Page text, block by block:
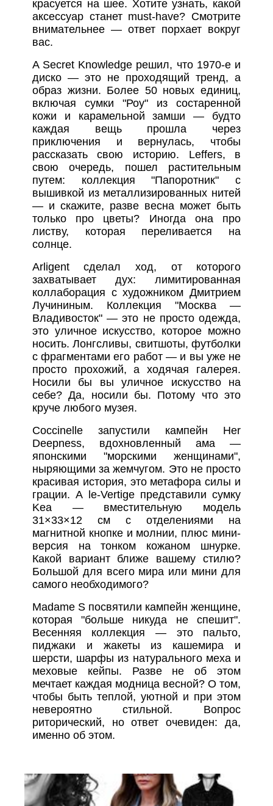
красуется на шее. Хотите узнать, какой
аксессуар станет must-have? Смотрите
внимательнее — ответ порхает вокруг
вас.
A Secret Knowledge решил, что 1970-е и
диско — это не проходящий тренд, а
образ жизни. Более 50 новых единиц,
включая сумки "Роу" из состаренной
кожи и карамельной замши — будто
каждая вещь прошла через
приключения и вернулась, чтобы
рассказать свою историю. Leffers, в
свою очередь, пошел растительным
путем: коллекция "Папоротник" с
вышивкой из металлизированных нитей
— и скажите, разве весна может быть
только про цветы? Иногда она про
листву, которая переливается на
солнце.
Arligent сделал ход, от которого
захватывает дух: лимитированная
коллаборация с художником Дмитрием
Лучининым. Коллекция "Москва —
Владивосток" — это не просто одежда,
это уличное искусство, которое можно
носить. Лонгсливы, свитшоты, футболки
с фрагментами его работ — и вы уже не
просто прохожий, а ходячая галерея.
Носили бы вы уличное искусство на
себе? Да, носили бы. Потому что это
круче любого музея.
Coccinelle запустили кампейн Her
Deepness, вдохновленный ама —
японскими "морскими женщинами",
ныряющими за жемчугом. Это не просто
красивая история, это метафора силы и
грации. А le-Vertige представили сумку
Kea — вместительную модель
31×33×12 см с отделениями на
магнитной кнопке и молнии, плюс мини-
версия на тонком кожаном шнурке.
Какой вариант ближе вашему стилю?
Большой для всего мира или мини для
самого необходимого?
Madame S посвятили кампейн женщине,
которая "больше никуда не спешит".
Весенняя коллекция — это пальто,
пиджаки и жакеты из кашемира и
шерсти, шарфы из натурального меха и
меховые кейпы. Разве не об этом
мечтает каждая модница весной? О том,
чтобы быть теплой, уютной и при этом
невероятно стильной. Вопрос
риторический, но ответ очевиден: да,
именно об этом.